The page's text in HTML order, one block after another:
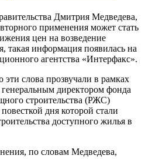
Дмитрия Медведева,
применения может стать
цен на возведение
такая информация появилась на
агентства «Интерфакс».
слова прозвучали в рамках
генеральным директором фонда
строительства (РЖС)
дня которой стали
доступного жилья в
по словам Медведева,